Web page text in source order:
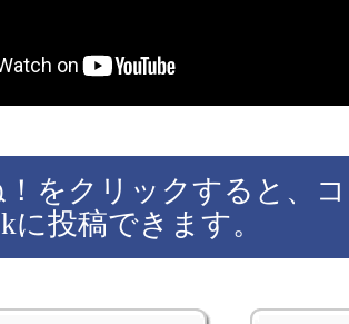
！をクリックすると、
に投稿できます。